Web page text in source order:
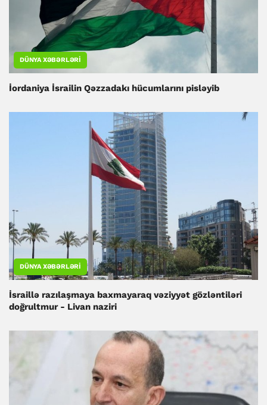
DÜNYA XƏBƏRLƏRI
İordaniya İsrailin Qəzzadakı hücumlarını pisləyib
DÜNYA XƏBƏRLƏRI
İsraillə razılaşmaya baxmayaraq vəziyyət gözləntiləri
doğrultmur - Livan naziri